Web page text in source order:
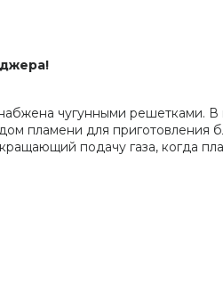
чугунными решетками.
пламени для приготовления
подачу газа, когда